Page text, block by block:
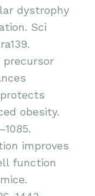
dystrophy
Sci
precursor
obesity.
improves
function